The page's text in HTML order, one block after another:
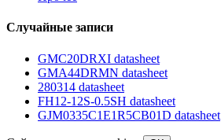
Случайные записи
GMC20DRXI datasheet
GMA44DRMN datasheet
280314 datasheet
FH12-12S-0.5SH datasheet
GJM0335C1E1R5CB01D datasheet